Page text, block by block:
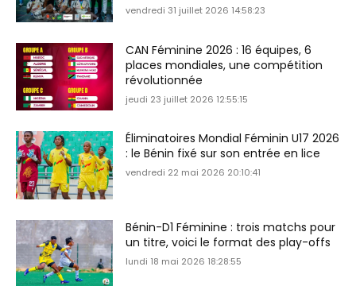
vendredi 31 juillet 2026 14:58:23
CAN Féminine 2026 : 16 équipes, 6
places mondiales, une compétition
révolutionnée
jeudi 23 juillet 2026 12:55:15
Éliminatoires Mondial Féminin U17 2026
: le Bénin fixé sur son entrée en lice
vendredi 22 mai 2026 20:10:41
Bénin-D1 Féminine : trois matchs pour
un titre, voici le format des play-offs
lundi 18 mai 2026 18:28:55